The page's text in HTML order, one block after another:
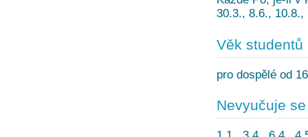
30.3., 8.6., 10.8.,
Věk studentů
pro dospělé od
Nevyučuje se